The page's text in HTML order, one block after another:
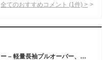
全てのおすすめコメント (1 件) >
Burlebo メンズ パフォーマンスパーカー – 軽量長袖プルオーバー、アスレチックフィット、吸湿性、日焼け防止, オリジナルマガモ迷彩, Small